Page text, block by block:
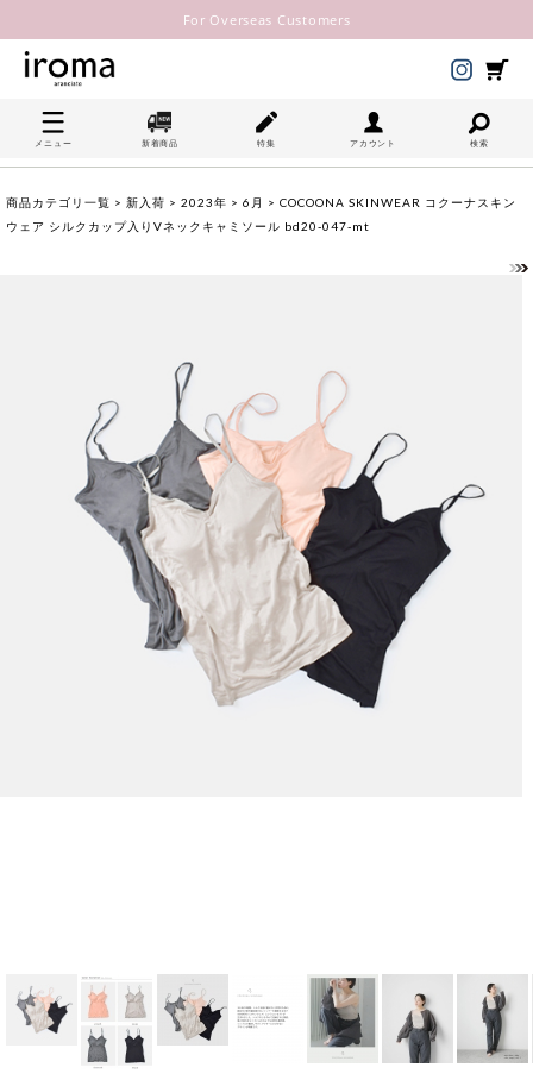
For Overseas Customers
メニュー 新着商品 特集 アカウント 検索
商品カテゴリ一覧 > 新入荷 > 2023年 > 6月 > COCOONA SKINWEAR コクーナスキン
ウェア シルクカップ入りVネックキャミソール bd20-047-mt